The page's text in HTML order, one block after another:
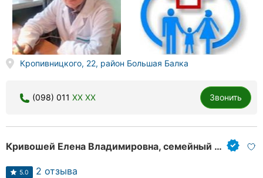
Кропивницкого, 22, район Большая Балка
(098) 011 XX XX Звонить
Кривошей Елена Владимировна, семейный врач
5.0 2 отзыва